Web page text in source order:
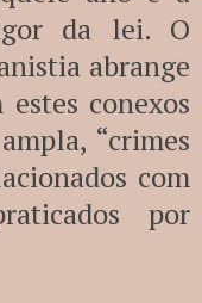
da lei. O
abrange
conexos
“crimes
com
por